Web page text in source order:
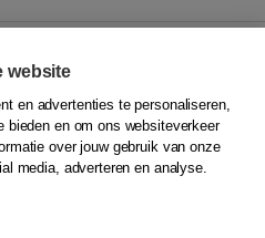
website
en advertenties te personaliseren,
en om ons websiteverkeer
over jouw gebruik van onze
media, adverteren en analyse.